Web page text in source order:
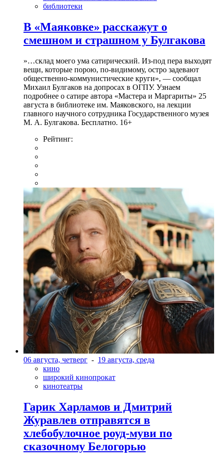
библиотеки
В «Маяковке» расскажут о
смешном и страшном у Булгакова
»…склад моего ума сатирический. Из-под пера выходят
вещи, которые порою, по-видимому, остро задевают
общественно-коммунистические круги», — сообщал
Михаил Булгаков на допросах в ОГПУ. Узнаем
подробнее о сатире автора «Мастера и Маргариты» 25
августа в библиотеке им. Маяковского, на лекции
главного научного сотрудника Государственного музея
М. А. Булгакова. Бесплатно. 16+
Рейтинг:
06 августа, четверг - 19 августа, среда
кино
широкий кинопрокат
кинотеатры
Гарик Харламов и Дмитрий
Журавлев отправятся в
хлебобулочное роуд-муви по
сказочному Белогорью